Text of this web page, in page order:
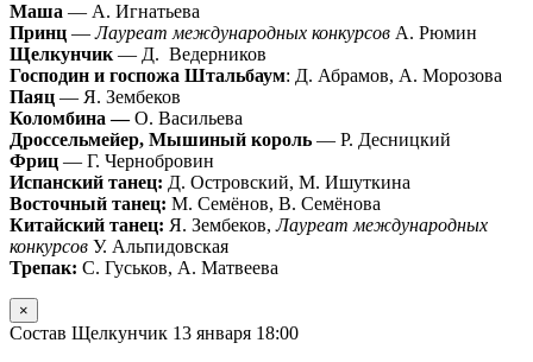
Маша — А. Игнатьева
Принц —Лауреат международных конкурсов А. Рюмин
Щелкунчик — Д. Ведерников
Господин и госпожа Штальбаум: Д. Абрамов, А. Морозова
Паяц — Я. Зембеков
Коломбина —О. Васильева
Дроссельмейер, Мышиный король — Р. Десницкий
Фриц — Г. Чернобровин
Испанский танец: Д. Островский, М. Ишуткина
Восточный танец: М. Семёнов, В. Семёнова
Китайский танец: Я. Зембеков,Лауреат международных
конкурсов У. Альпидовская
Трепак: С. Гуськов, А. Матвеева
×
Состав Щелкунчик 13 января 18:00